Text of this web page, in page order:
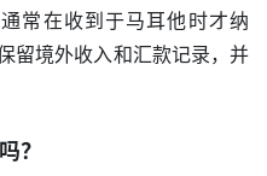
常在收到于马耳他时才纳
留境外收入和汇款记录，并
？